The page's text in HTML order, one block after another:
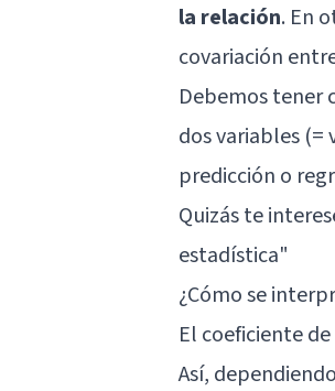
la relación. En
covariación
Debemos tener
dos variables
predicción o
Quizás te
estadística"
¿Cómo se
El coeficiente
Así,